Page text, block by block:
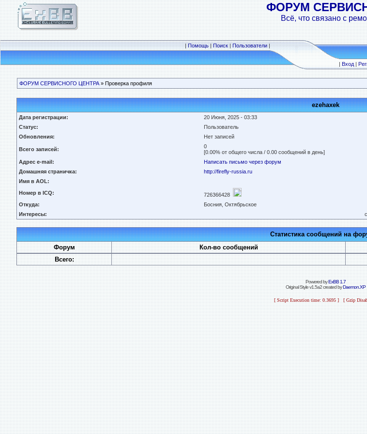
ФОРУМ
Всё, что связано с
|Помощь|Поиск|Пользователи|
|Вход|
ФОРУМ СЕРВИСНОГО ЦЕНТРА » Проверка профиля
ezehaxek
Дата регистрации:
20 Июня, 2025 - 03:33
Статус:
Пользователь
Обновления:
Нет записей
Всего записей:
0
[0.00% от общего числа / 0.00 сообщений в день]
Адрес e-mail:
Написать письмо через форум
Домашняя страничка:
http://firefly-russia.ru
Имя в AOL:
Номер в ICQ:
726366428
Откуда:
Босния, Октябрьское
Интересы:
Статистика сообщений на
Форум
Кол-во сообщений
Всего:
Powered byExBB 1.7
Original Style v1.5a2 created byDaemon.XP
[ Script Execution time: 0.3695 ] [ Gzip